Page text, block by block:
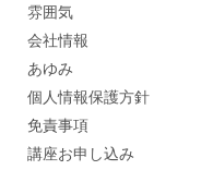
雰囲気
会社情報
あゆみ
個人情報保護方針
免責事項
講座お申し込み